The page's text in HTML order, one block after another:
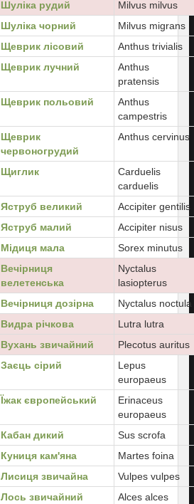
Шуліка рудий
Milvus milvus
Шуліка чорний
Milvus migrans
Щеврик лісовий
Anthus trivialis
Щеврик лучний
Anthus
pratensis
Щеврик польовий
Anthus
campestris
Щеврик
червоногрудий
Anthus cervinus
Щиглик
Carduelis
carduelis
Яструб великий
Accipiter gentilis
Яструб малий
Accipiter nisus
Мідиця мала
Sorex minutus
Вечірниця
велетенська
Nyctalus
lasiopterus
Вечірниця дозірна
Nyctalus noctula
Видра річкова
Lutra lutra
Вухань звичайний
Plecotus auritus
Заєць сірий
Lepus
europaeus
Їжак європейський
Erinaceus
europaeus
Кабан дикий
Sus scrofa
Куниця кам'яна
Martes foina
Лисиця звичайна
Vulpes vulpes
Лось звичайний
Alces alces